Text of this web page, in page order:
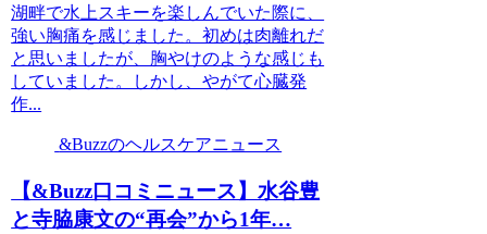
湖畔で水上スキーを楽しんでいた際に、
強い胸痛を感じました。初めは肉離れだ
と思いましたが、胸やけのような感じも
していました。しかし、やがて心臓発
作...
&Buzzのヘルスケアニュース
【&Buzz口コミニュース】水谷豊
と寺脇康文の“再会”から1年…